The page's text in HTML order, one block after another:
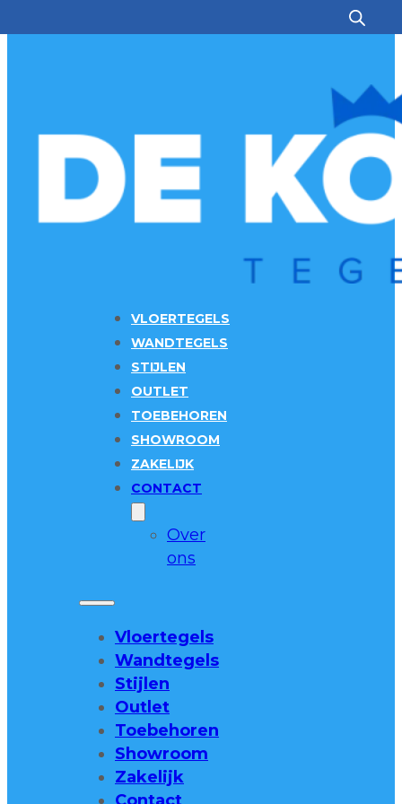
VLOERTEGELS
WANDTEGELS
STIJLEN
OUTLET
TOEBEHOREN
SHOWROOM
ZAKELIJK
CONTACT
Over
ons
Vloertegels
Wandtegels
Stijlen
Outlet
Toebehoren
Showroom
Zakelijk